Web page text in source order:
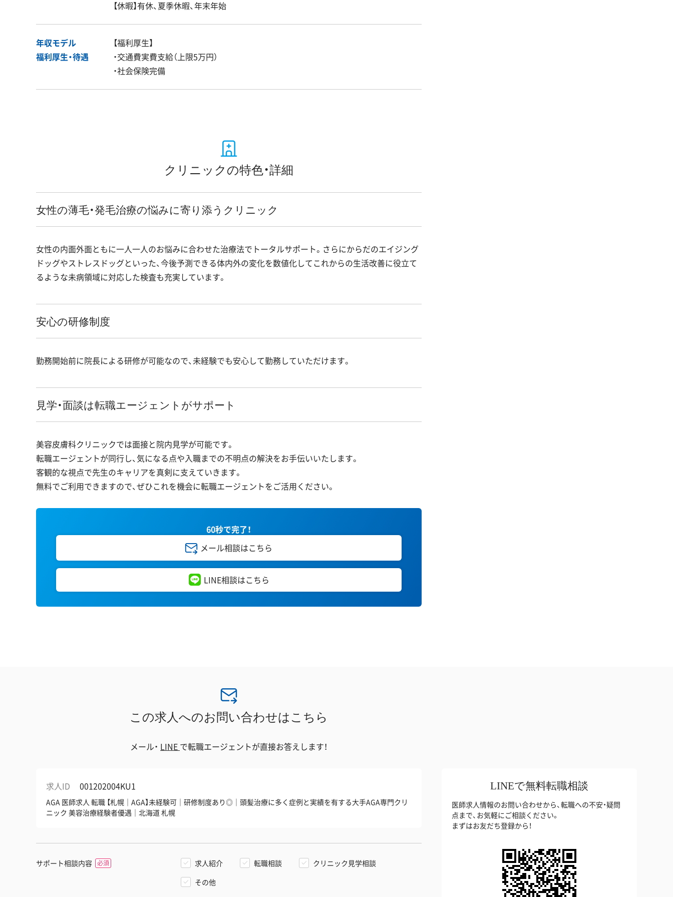
【休暇】有休、夏季休暇、年末年始
年収モデル
福利厚生・待遇
【福利厚生】
・交通費実費支給（上限5万円）
・社会保険完備
クリニックの特色・詳細
女性の薄毛・発毛治療の悩みに寄り添うクリニック
女性の内面外面ともに一人一人のお悩みに合わせた治療法でトータルサポート。さらにからだのエイジング
ドッグやストレスドッグといった、今後予測できる体内外の変化を数値化してこれからの生活改善に役立て
るような未病領域に対応した検査も充実しています。
安心の研修制度
勤務開始前に院長による研修が可能なので、未経験でも安心して勤務していただけます。
見学・面談は転職エージェントがサポート
美容皮膚科クリニックでは面接と院内見学が可能です。
転職エージェントが同行し、気になる点や入職までの不明点の解決をお手伝いいたします。
客観的な視点で先生のキャリアを真剣に支えていきます。
無料でご利用できますので、ぜひこれを機会に転職エージェントをご活用ください。
60秒で完了！
メール相談はこちら
LINE相談はこちら
この求人へのお問い合わせはこちら
メール・ LINE で転職エージェントが直接お答えします！
求人ID 001202004KU1
AGA 医師求人 転職 【札幌｜AGA】未経験可｜研修制度あり◎｜頭髪治療に多く症例と実績を有する大手AGA専門クリ
ニック 美容治療経験者優遇｜北海道 札幌
サポート相談内容 求人紹介 転職相談
クリニック見学相談
その他
LINEで無料転職相談
医師求人情報のお問い合わせから、転職への不安・疑問
点まで、お気軽にご相談ください。
まずはお友だち登録から！